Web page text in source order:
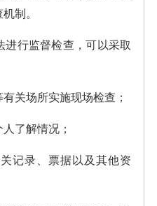
制。
行监督检查，可以采取
场所实施现场检查；
了解情况；
录、票据以及其他资